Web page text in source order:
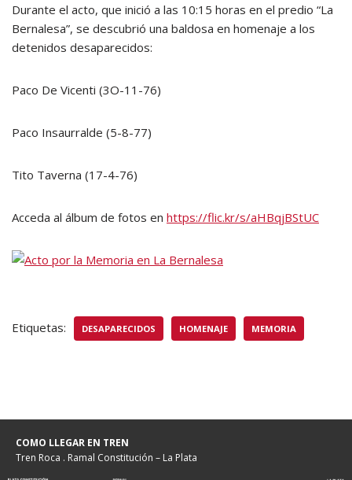
Durante el acto, que inició a las 10:15 horas en el predio “La
Bernalesa”, se descubrió una baldosa en homenaje a los
detenidos desaparecidos:
Paco De Vicenti (3O-11-76)
Paco Insaurralde (5-8-77)
Tito Taverna (17-4-76)
Acceda al álbum de fotos en https://flic.kr/s/aHBqjBStUC
Etiquetas: DESAPARECIDOS HOMENAJE MEMORIA
COMO LLEGAR EN TREN
Tren Roca . Ramal Constitución – La Plata